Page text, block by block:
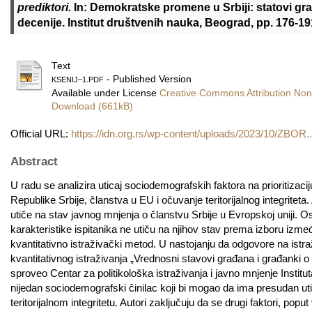
prediktori. In: Demokratske promene u Srbiji: statovi
decenije. Institut društvenih nauka, Beograd, pp. 176-
Text
KSENIJ~1.PDF - Published Version
Available under License Creative Commons Attribution
Download (661kB)
Official URL: https://idn.org.rs/wp-content/uploads/2023/10/
Abstract
U radu se analizira uticaj sociodemografskih faktora na
Republike Srbije, članstva u EU i očuvanje teritorijalnog
utiče na stav javnog mnjenja o članstvu Srbije u Evropskoj uniji.
karakteristike ispitanika ne utiču na njihov stav prema izboru
kvantitativno istraživački metod. U nastojanju da odgovore na
kvantitativnog istraživanja „Vrednosni stavovi građana i građanki
sproveo Centar za politikološka istraživanja i javno mnjenje
nijedan sociodemografski činilac koji bi mogao da ima presudan
teritorijalnom integritetu. Autori zaključuju da se drugi faktori,